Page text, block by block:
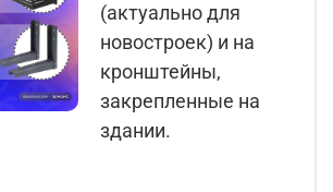
(актуально для
новостроек) и на
кронштейны,
закрепленные на
здании.